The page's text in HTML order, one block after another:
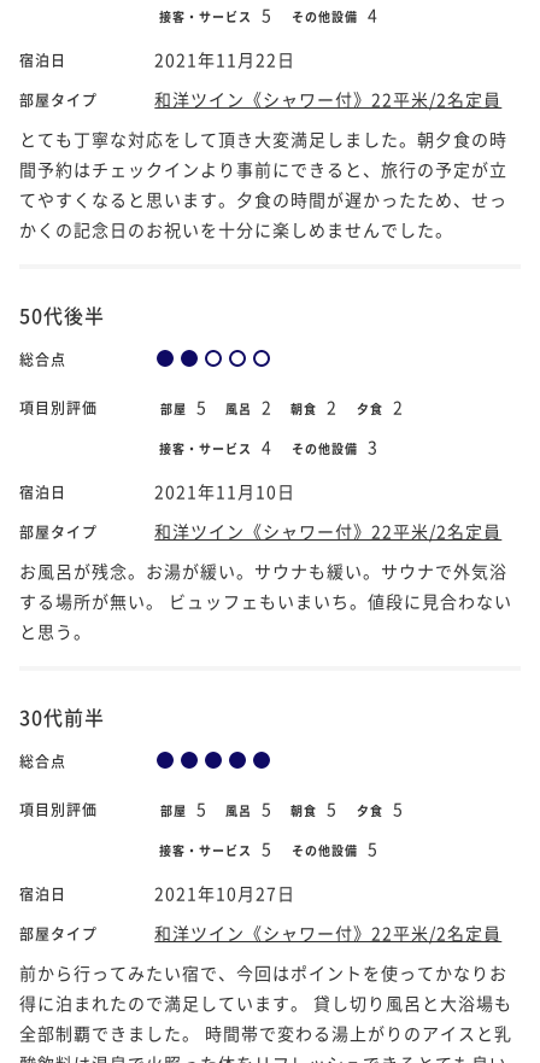
接客・サービス 5 その他設備 4
宿泊日 2021年11月22日
部屋タイプ
和洋ツイン《シャワー付》22平米/2名定員
とても丁寧な対応をして頂き大変満足しました。朝夕食の時
間予約はチェックインより事前にできると、旅行の予定が立
てやすくなると思います。夕食の時間が遅かったため、せっ
かくの記念日のお祝いを十分に楽しめませんでした。
50代後半
総合点
項目別評価 部屋 5 風呂 2 朝食 2 夕食 2
接客・サービス 4 その他設備 3
宿泊日 2021年11月10日
部屋タイプ
和洋ツイン《シャワー付》22平米/2名定員
お風呂が残念。お湯が緩い。サウナも緩い。サウナで外気浴
する場所が無い。 ビュッフェもいまいち。値段に見合わない
と思う。
30代前半
総合点
項目別評価 部屋 5 風呂 5 朝食 5 夕食 5
接客・サービス 5 その他設備 5
宿泊日 2021年10月27日
部屋タイプ
和洋ツイン《シャワー付》22平米/2名定員
前から行ってみたい宿で、今回はポイントを使ってかなりお
得に泊まれたので満足しています。 貸し切り風呂と大浴場も
全部制覇できました。 時間帯で変わる湯上がりのアイスと乳